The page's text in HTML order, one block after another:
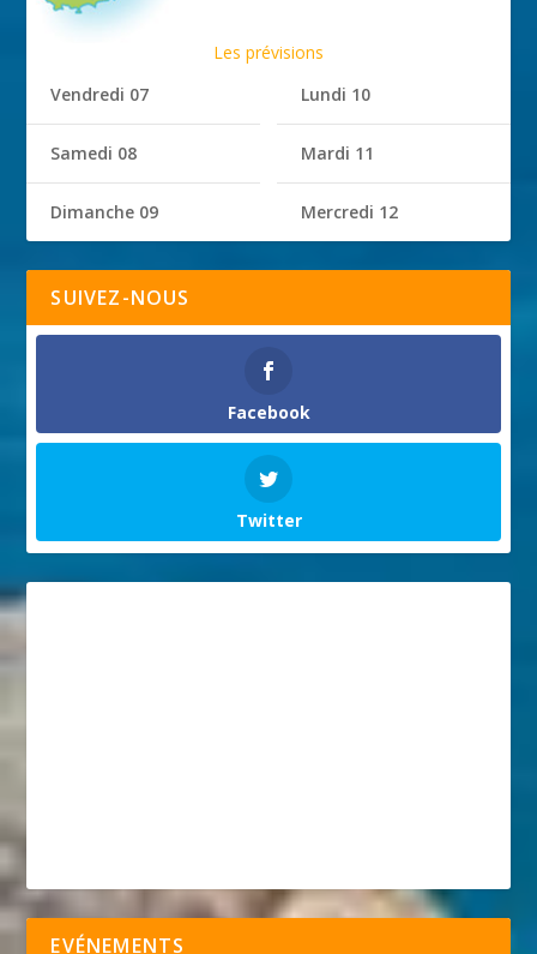
Les prévisions
Vendredi 07
Samedi 08
Dimanche 09
Lundi 10
Mardi 11
Mercredi 12
SUIVEZ-NOUS
Facebook
Twitter
EVÉNEMENTS